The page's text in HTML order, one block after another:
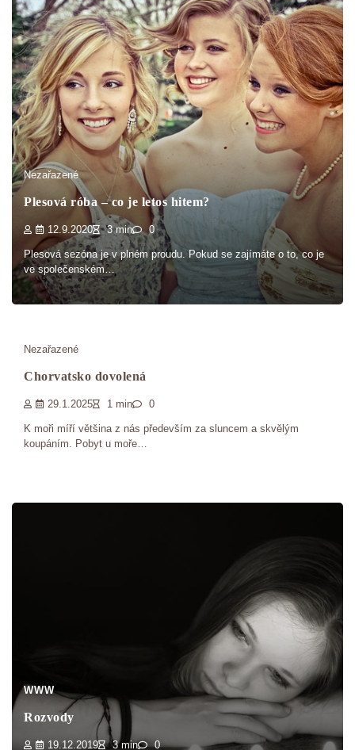
Nezařazené
Plesová róba – co je letos hitem?
12.9.2020 3 min 0
Plesová sezóna je v plném proudu. Pokud se zajímáte o to, co je
ve společenském…
Nezařazené
Chorvatsko dovolená
29.1.2025 1 min 0
K moři míří většina z nás především za sluncem a skvělým
koupáním. Pobyt u moře…
WWW
Rozvody
19.12.2019 3 min 0